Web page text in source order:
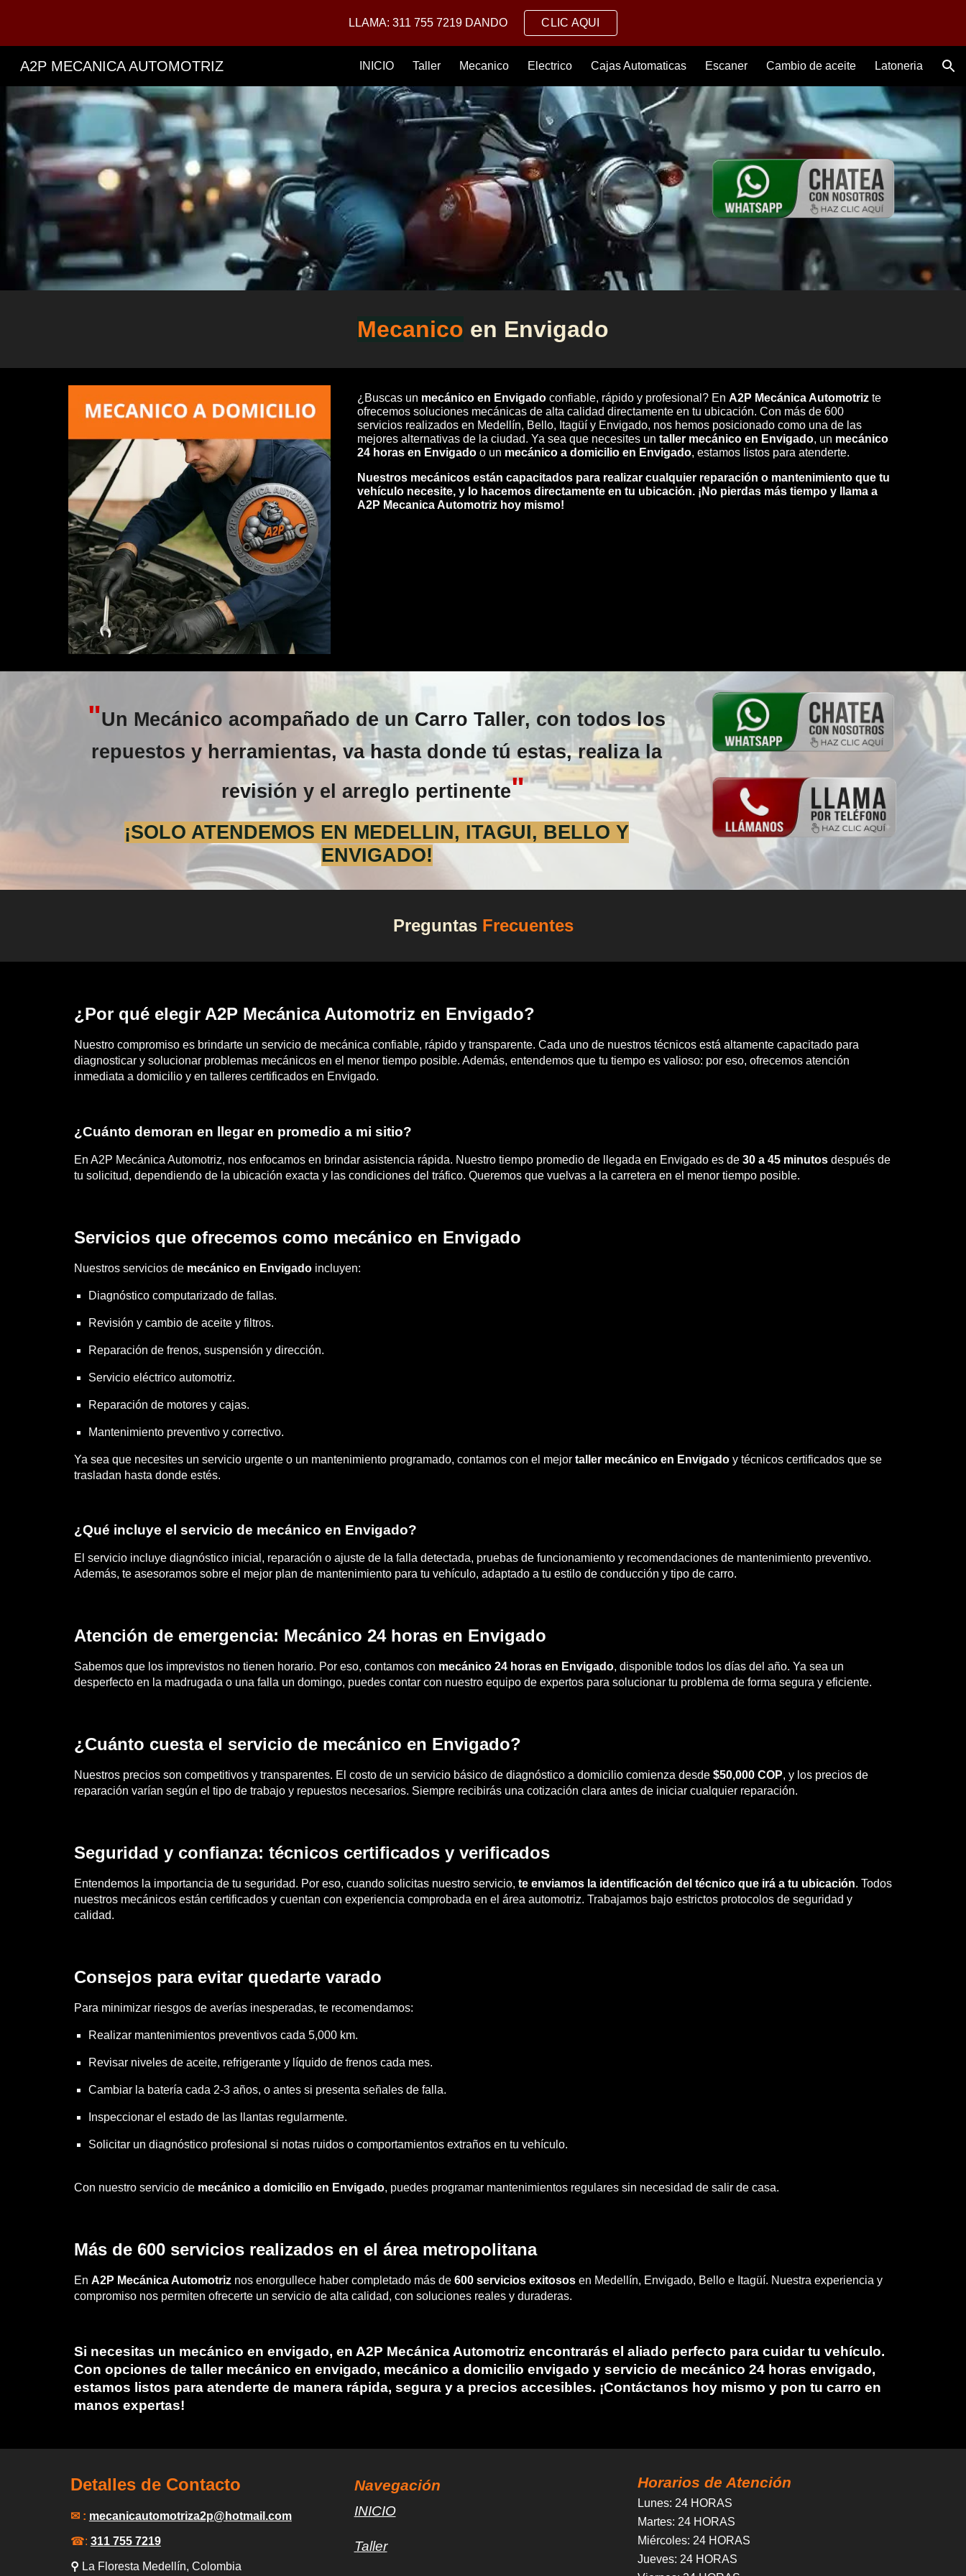
Skip to main content Skip to navigation
LLAMA: 311 755 7219 DANDO CLIC AQUI
A2P MECANICA AUTOMOTRIZ INICIO Taller Mecanico Electrico Cajas Automaticas Escaner Cambio de aceite Latoneria
Mecanico en Envigado
¿Buscas un mecánico en Envigado confiable, rápido y profesional? EnA2P Mecánica Automotriz te
ofrecemos soluciones mecánicas de alta calidad directamente en tu ubicación. Con más de 600
servicios realizados en Medellín, Bello, Itagüí y Envigado, nos hemos posicionado como una de las
mejores alternativas de la ciudad. Ya sea que necesites untaller mecánico en Envigado, un mecánico
24 horas en Envigado o un mecánico a domicilio en Envigado, estamos listos para atenderte.
Nuestros mecánicos están capacitados para realizar cualquier reparación o mantenimiento que tu
vehículo necesite, y lo hacemos directamente en tu ubicación. ¡No pierdas más tiempo y llama a
A2P Mecanica Automotriz hoy mismo!
"Un Mecánico acompañado de un Carro Taller, con todos los
repuestos y herramientas, va hasta donde tú estas, realiza la
revisión y el arreglo pertinente"
¡SOLO ATENDEMOS EN MEDELLIN, ITAGUI, BELLO Y
ENVIGADO!
Preguntas Frecuentes
¿Por qué elegir A2P Mecánica Automotriz en Envigado?
Nuestro compromiso es brindarte un servicio de mecánica confiable, rápido y transparente. Cada uno de nuestros técnicos está altamente capacitado para
diagnosticar y solucionar problemas mecánicos en el menor tiempo posible. Además, entendemos que tu tiempo es valioso: por eso, ofrecemos atención
inmediata a domicilio y en talleres certificados en Envigado.
¿Cuánto demoran en llegar en promedio a mi sitio?
En A2P Mecánica Automotriz, nos enfocamos en brindar asistencia rápida. Nuestro tiempo promedio de llegada en Envigado es de 30 a 45 minutosdespués de
tu solicitud, dependiendo de la ubicación exacta y las condiciones del tráfico. Queremos que vuelvas a la carretera en el menor tiempo posible.
Servicios que ofrecemos como mecánico en Envigado
Nuestros servicios de mecánico en Envigadoincluyen:
Diagnóstico computarizado de fallas.
Revisión y cambio de aceite y filtros.
Reparación de frenos, suspensión y dirección.
Servicio eléctrico automotriz.
Reparación de motores y cajas.
Mantenimiento preventivo y correctivo.
Ya sea que necesites un servicio urgente o un mantenimiento programado, contamos con el mejor taller mecánico en Envigadoy técnicos certificados que se
trasladan hasta donde estés.
¿Qué incluye el servicio de mecánico en Envigado?
El servicio incluye diagnóstico inicial, reparación o ajuste de la falla detectada, pruebas de funcionamiento y recomendaciones de mantenimiento preventivo.
Además, te asesoramos sobre el mejor plan de mantenimiento para tu vehículo, adaptado a tu estilo de conducción y tipo de carro.
Atención de emergencia: Mecánico 24 horas en Envigado
Sabemos que los imprevistos no tienen horario. Por eso, contamos con mecánico 24 horas en Envigado, disponible todos los días del año. Ya sea un
desperfecto en la madrugada o una falla un domingo, puedes contar con nuestro equipo de expertos para solucionar tu problema de forma segura y eficiente.
¿Cuánto cuesta el servicio de mecánico en Envigado?
Nuestros precios son competitivos y transparentes. El costo de un servicio básico de diagnóstico a domicilio comienza desde $50,000 COP, y los precios de
reparación varían según el tipo de trabajo y repuestos necesarios. Siempre recibirás una cotización clara antes de iniciar cualquier reparación.
Seguridad y confianza: técnicos certificados y verificados
Entendemos la importancia de tu seguridad. Por eso, cuando solicitas nuestro servicio, te enviamos la identificación del técnico que irá a tu ubicación. Todos
nuestros mecánicos están certificados y cuentan con experiencia comprobada en el área automotriz. Trabajamos bajo estrictos protocolos de seguridad y
calidad.
Consejos para evitar quedarte varado
Para minimizar riesgos de averías inesperadas, te recomendamos:
Realizar mantenimientos preventivos cada 5,000 km.
Revisar niveles de aceite, refrigerante y líquido de frenos cada mes.
Cambiar la batería cada 2-3 años, o antes si presenta señales de falla.
Inspeccionar el estado de las llantas regularmente.
Solicitar un diagnóstico profesional si notas ruidos o comportamientos extraños en tu vehículo.
Con nuestro servicio de mecánico a domicilio en Envigado, puedes programar mantenimientos regulares sin necesidad de salir de casa.
Más de 600 servicios realizados en el área metropolitana
En A2P Mecánica Automotriznos enorgullece haber completado más de 600 servicios exitososen Medellín, Envigado, Bello e Itagüí. Nuestra experiencia y
compromiso nos permiten ofrecerte un servicio de alta calidad, con soluciones reales y duraderas.
Si necesitas un mecánico en envigado, en A2P Mecánica Automotriz encontrarás el aliado perfecto para cuidar tu vehículo.
Con opciones de taller mecánico en envigado, mecánico a domicilio envigado y servicio de mecánico 24 horas envigado,
estamos listos para atenderte de manera rápida, segura y a precios accesibles. ¡Contáctanos hoy mismo y pon tu carro en
manos expertas!
Detalles de Contacto
✉ : mecanicautomotriza2p@hotmail.com
☎: 311 755 7219
⚲ La Floresta Medellín, Colombia
Navegación
INICIO
Taller
Horarios de Atención
Lunes: 24 HORAS
Martes: 24 HORAS
Miércoles: 24 HORAS
Jueves: 24 HORAS